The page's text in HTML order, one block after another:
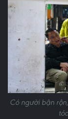
Có người bận